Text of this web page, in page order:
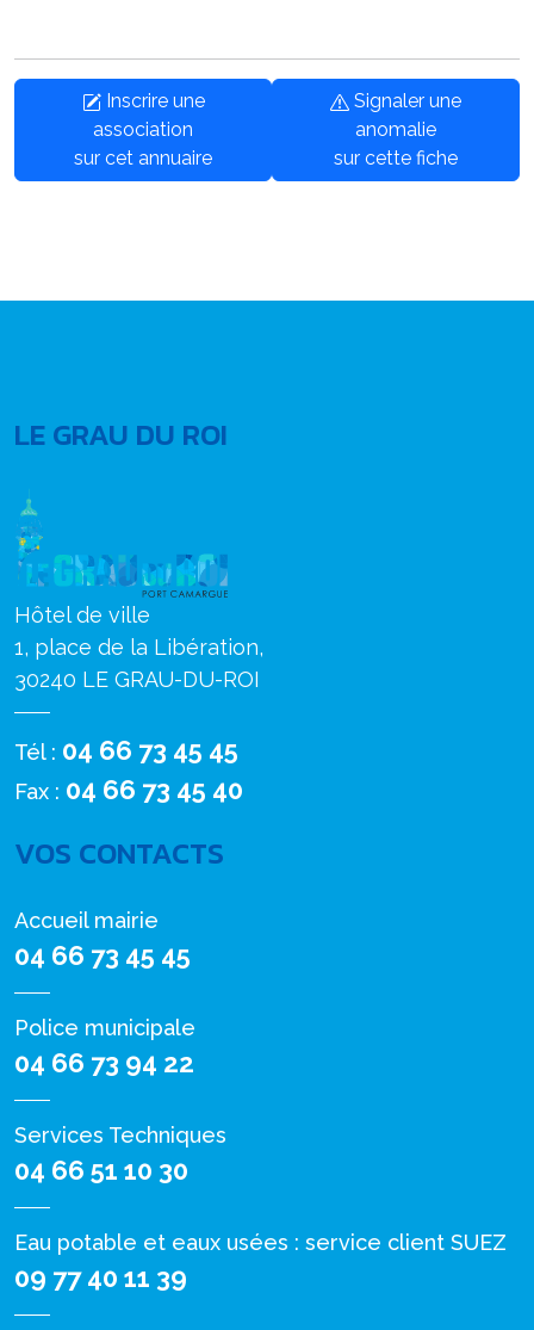
Inscrire une
association
sur cet annuaire
Signaler une
anomalie
sur cette fiche
LE GRAU DU ROI
Hôtel de ville
1, place de la Libération,
30240 LE GRAU-DU-ROI
Tél : 04 66 73 45 45
Fax : 04 66 73 45 40
VOS CONTACTS
Accueil mairie
04 66 73 45 45
Police municipale
04 66 73 94 22
Services Techniques
04 66 51 10 30
Eau potable et eaux usées : service client SUEZ
09 77 40 11 39